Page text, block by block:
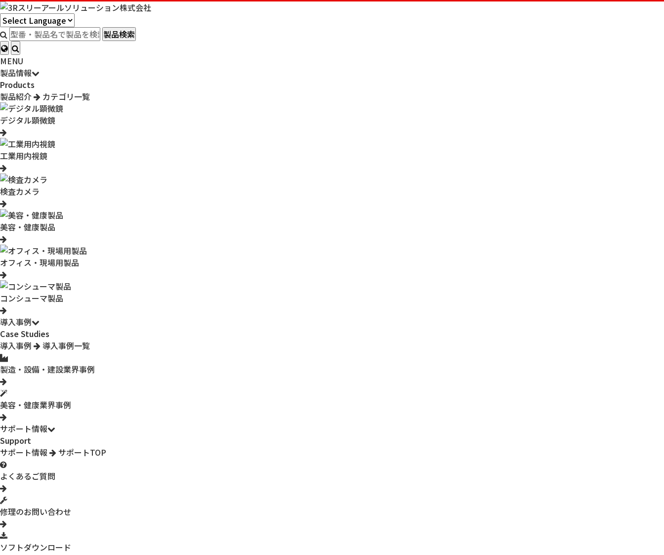
製品検索
MENU
製品情報
Products
製品紹介
カテゴリ一覧
デジタル顕微鏡
工業用内視鏡
検査カメラ
美容・健康製品
オフィス・現場用製品
コンシューマ製品
導入事例
Case Studies
導入事例
導入事例一覧
製造・設備・建設業界事例
美容・健康業界事例
サポート情報
Support
サポート情報
サポートTOP
よくあるご質問
修理のお問い合わせ
ソフトダウンロード